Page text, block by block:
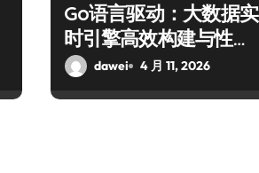
Go语言驱动：大数据实
时引擎高效构建与性能
优化dawei 4 月 11, 2026